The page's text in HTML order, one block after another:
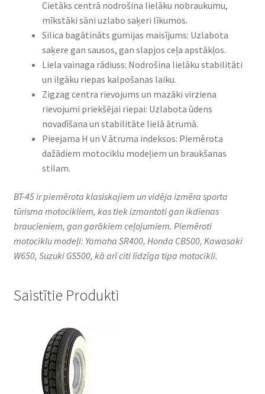
Cietāks centrā nodrošina lielāku nobraukumu,
mīkstāki sāni uzlabo saķeri līkumos. ​
Silica bagātināts gumijas maisījums: Uzlabota
saķere gan sausos, gan slapjos ceļa apstākļos.
Liela vainaga rādiuss: Nodrošina lielāku stabilitāti
un ilgāku riepas kalpošanas laiku.
Zigzag centra rievojums un mazāki virziena
rievojumi priekšējai riepai: Uzlabota ūdens
novadīšana un stabilitāte lielā ātrumā.
Pieejama H un V ātruma indeksos: Piemērota
dažādiem motociklu modeļiem un braukšanas
stilam.
BT-45 ir piemērota klasiskajiem un vidēja izmēra sporta
tūrisma motocikliem, kas tiek izmantoti gan ikdienas
braucieniem, gan garākiem ceļojumiem. Piemēroti
motociklu modeļi: Yamaha SR400, Honda CB500, Kawasaki
W650, Suzuki GS500, kā arī citi līdzīga tipa motocikli.​
Saistītie Produkti